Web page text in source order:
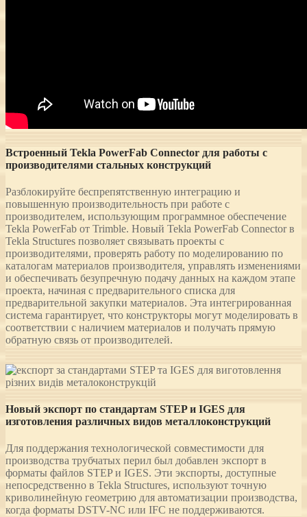
Встроенный Tekla PowerFab Connector для работы с
производителями стальных конструкций
Разблокируйте беспрепятственную интеграцию и
повышенную производительность при работе с
производителем, использующим программное обеспечение
Tekla PowerFab от Trimble. Новый Tekla PowerFab Connector в
Tekla Structures позволяет связывать проекты с
производителями, проверять работу по моделированию по
каталогам материалов производителя, управлять изменениями
и обеспечивать безупречную подачу данных на каждом этапе
проекта, начиная с предварительного списка для
предварительной закупки материалов. Эта интегрированная
система гарантирует, что конструкторы могут моделировать в
соответствии с наличием материалов и получать прямую
обратную связь от производителей.
Новый экспорт по стандартам STEP и IGES для
изготовления различных видов металлоконструкций
Для поддержания технологической совместимости для
производства трубчатых перил был добавлен экспорт в
форматы файлов STEP и IGES. Эти экспорты, доступные
непосредственно в Tekla Structures, используют точную
криволинейную геометрию для автоматизации производства,
когда форматы DSTV-NC или IFC не поддерживаются.